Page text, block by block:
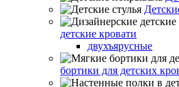
детские кровати
двухъярусные
бортики для детских